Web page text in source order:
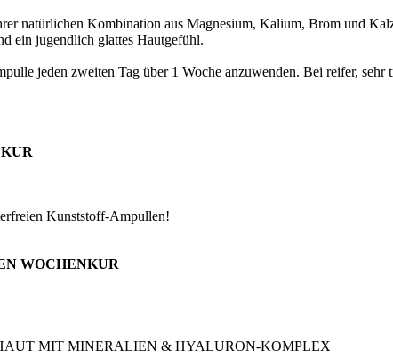
natürlichen Kombination aus Magnesium, Kalium, Brom und
ein jugendlich glattes Hautgefühl.
jeden zweiten Tag über 1 Woche anzuwenden. Bei reifer, sehr
Kunststoff-Ampullen!
WOCHENKUR
MIT MINERALIEN & HYALURON-KOMPLEX